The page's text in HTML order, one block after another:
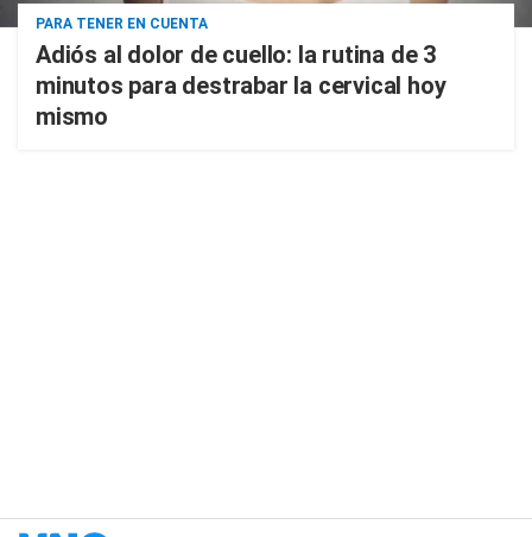
PARA TENER EN CUENTA
Adiós al dolor de cuello: la rutina de 3
minutos para destrabar la cervical hoy
mismo